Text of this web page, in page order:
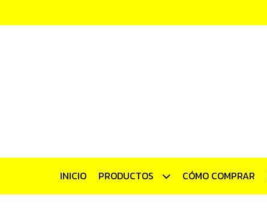
INICIO PRODUCTOS CÓMO COMPRAR